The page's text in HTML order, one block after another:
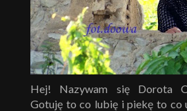
Hej! Nazywam się Dorota
Gotuję to co lubię i piekę to co